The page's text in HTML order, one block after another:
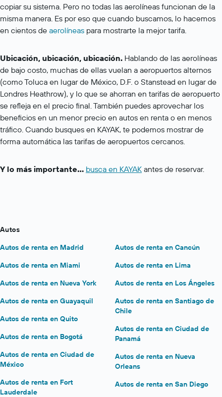
copiar su sistema. Pero no todas las aerolíneas funcionan de la
misma manera. Es por eso que cuando buscamos, lo hacemos
en cientos de aerolíneas para mostrarte la mejor tarifa.
Ubicación, ubicación, ubicación. Hablando de las aerolíneas
de bajo costo, muchas de ellas vuelan a aeropuertos alternos
(como Toluca en lugar de México, D.F. o Stanstead en lugar de
Londres Heathrow), y lo que se ahorran en tarifas de aeropuerto
se refleja en el precio final. También puedes aprovechar los
beneficios en un menor precio en autos en renta o en menos
tráfico. Cuando busques en KAYAK, te podemos mostrar de
forma automática las tarifas de aeropuertos cercanos.
Y lo más importante... busca en KAYAK antes de reservar.
Autos
Autos de renta en Madrid
Autos de renta en Miami
Autos de renta en Nueva York
Autos de renta en Guayaquil
Autos de renta en Quito
Autos de renta en Bogotá
Autos de renta en Ciudad de
México
Autos de renta en Fort
Lauderdale
Autos de renta en Cancún
Autos de renta en Lima
Autos de renta en Los Ángeles
Autos de renta en Santiago de
Chile
Autos de renta en Ciudad de
Panamá
Autos de renta en Nueva
Orleans
Autos de renta en San Diego